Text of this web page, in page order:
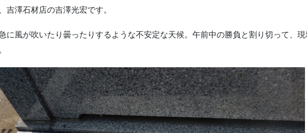
吉澤石材店の吉澤光宏です。
に風が吹いたり曇ったりするような不安定な天候。午前中の勝負と割り切って、